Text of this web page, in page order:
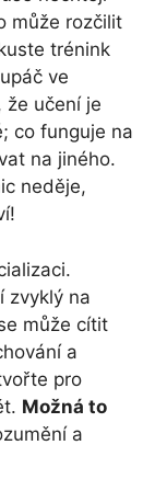
může rozčilit
trénink
ve
že učení je
co funguje na
na jiného.
neděje,
zvyklý na
může cítit
a
pro
Možná to
a